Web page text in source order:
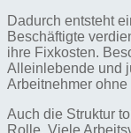
Dadurch entsteht
Beschäftigte
ihre Fixkosten.
Alleinlebende und
Arbeitnehmer
Auch die Struktur
Rolle. Viele